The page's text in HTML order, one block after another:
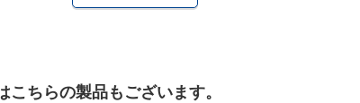
ちらの製品もございます。